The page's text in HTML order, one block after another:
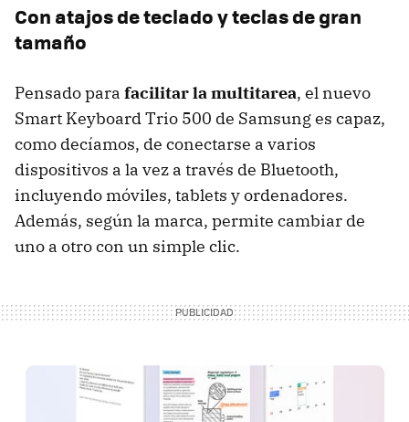
Con atajos de teclado y teclas de gran
tamaño
Pensado para facilitar la multitarea, el nuevo
Smart Keyboard Trio 500 de Samsung es capaz,
como decíamos, de conectarse a varios
dispositivos a la vez a través de Bluetooth,
incluyendo móviles, tablets y ordenadores.
Además, según la marca, permite cambiar de
uno a otro con un simple clic.